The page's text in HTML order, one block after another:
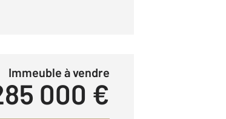
Immeuble à vendre
285 000 €